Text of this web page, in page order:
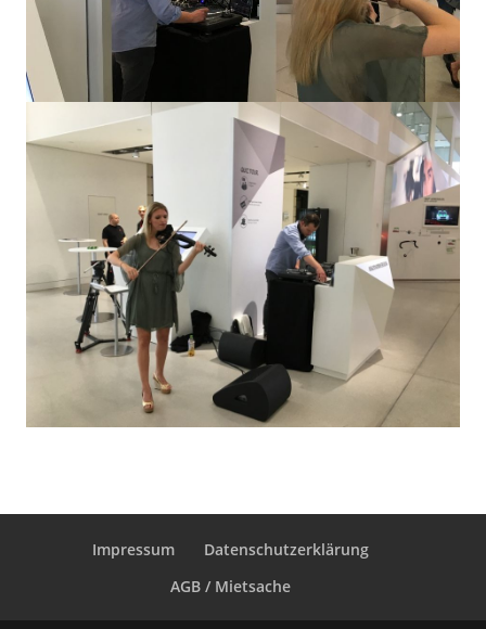
Impressum
Datenschutzerklärung
AGB / Mietsache